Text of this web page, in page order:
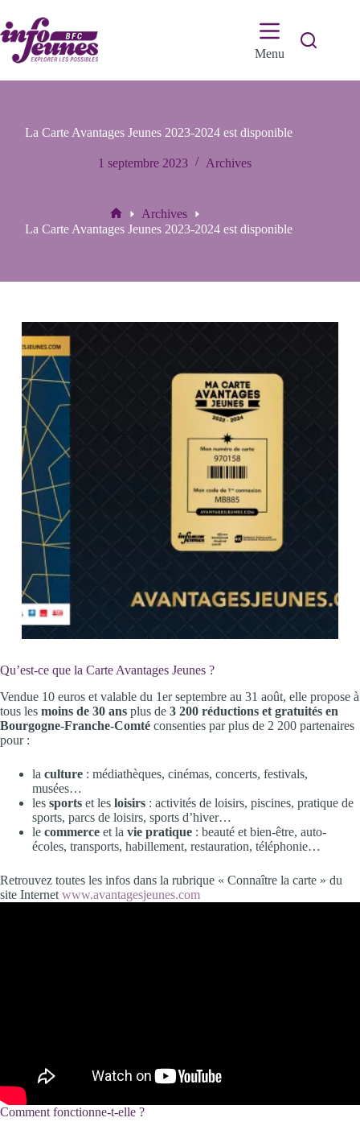
au
contenu
Menu
La Carte Avantages Jeunes 2023-2024 est disponible
1 septembre 2023 Archives
Accueil
Archives
La Carte Avantages Jeunes 2023-2024 est disponible
Qu’est-ce que la Carte Avantages Jeunes ?
Vendue 10 euros et valable du 1er septembre au 31 août, elle propose à
tous les moins de 30 ans plus de 3 200 réductions et gratuités en
Bourgogne-Franche-Comté consenties par plus de 2 200 partenaires
pour :
la culture : médiathèques, cinémas, concerts, festivals,
musées…
les sports et les loisirs : activités de loisirs, piscines, pratique de
sports, parcs de loisirs, sports d’hiver…
le commerce et la vie pratique : beauté et bien-être, auto-
écoles, transports, habillement, restauration, téléphonie…
Retrouvez toutes les infos dans la rubrique « Connaître la carte » du
site Internet www.avantagesjeunes.com
Comment fonctionne-t-elle ?